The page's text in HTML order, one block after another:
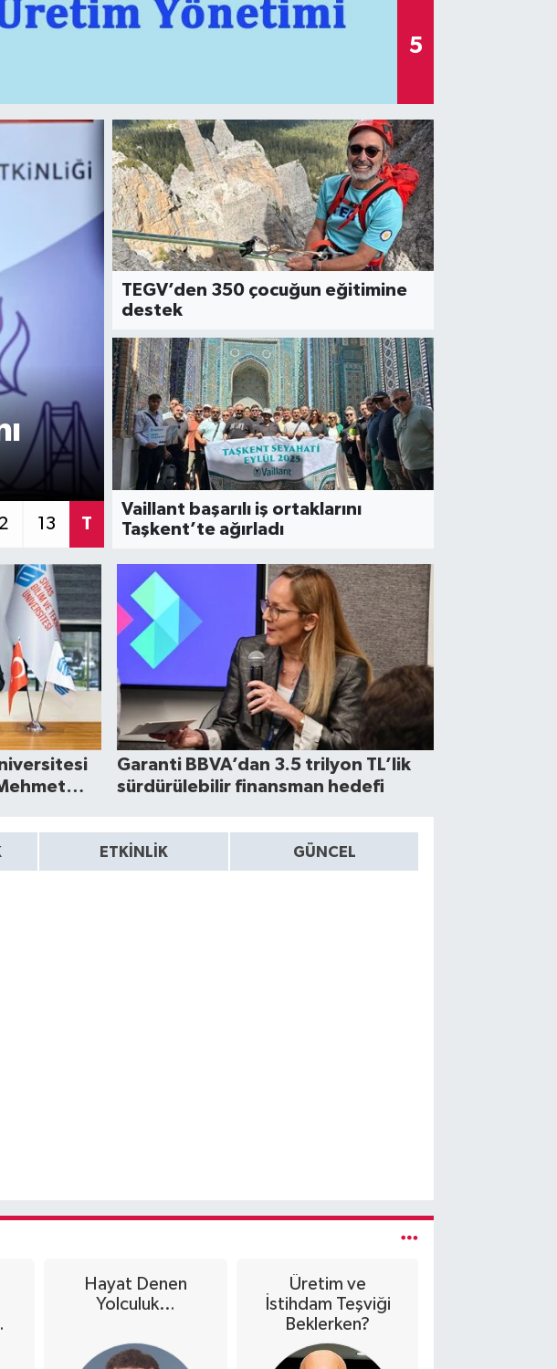
5
son
DESTEK-TEŞVİK
Kadın Teknoloji Girişimcileri
Akademisi’nden 1. girişime
yatırım
13 T
TEGV’den 350 çocuğun eğitimine
destek
Vaillant başarılı iş ortaklarını
Taşkent’te ağırladı
Garanti BBVA’dan 3.5 trilyon TL’lik
sürdürülebilir finansman hedefi
ETKİNLİK GÜNCEL
Hayat Denen
Yolculuk…
Üretim ve
İstihdam Teşviği
Beklerken?